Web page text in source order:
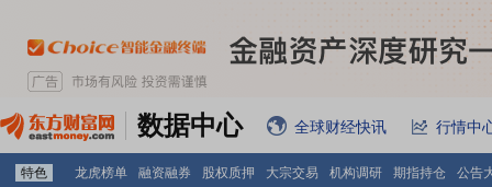
数据中心 全球财经快讯 行情中
特色 龙虎榜单 融资融券 股权质押 大宗交易 机构调研 期指持仓
公告